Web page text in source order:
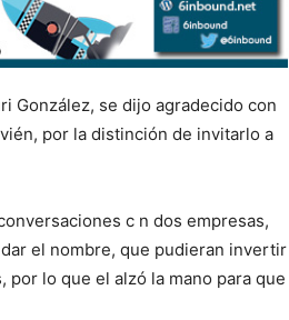
González, se dijo agradecido con
por la distinción de invitarlo a
c n dos empresas,
el nombre, que pudieran invertir
lo que el alzó la mano para que